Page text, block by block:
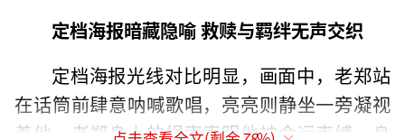
定档海报暗藏隐喻 救赎与羁绊无声交织
定档海报光线对比明显，画面中，老郑站
在话筒前肆意呐喊歌唱，亮亮则静坐一旁凝视
着他。老郑身上的绳索表明他被命运束缚，身